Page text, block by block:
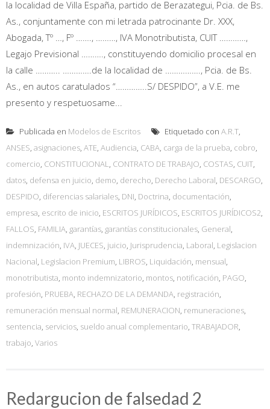
la localidad de Villa España, partido de Berazategui, Pcia. de Bs.
As., conjuntamente con mi letrada patrocinante Dr. XXX,
Abogada, Tº …, Fº ……., ………, IVA Monotributista, CUIT …………,
Legajo Previsional ………., constituyendo domicilio procesal en
la calle ……….. ………….de la localidad de ……………., Pcia. de Bs.
As., en autos caratulados “…………..S/ DESPIDO”, a V.E. me
presento y respetuosame...
Publicada en Modelos de Escritos Etiquetado con A.R.T,
ANSES, asignaciones, ATE, Audiencia, CABA, carga de la prueba, cobro,
comercio, CONSTITUCIONAL, CONTRATO DE TRABAJO, COSTAS, CUIT,
datos, defensa en juicio, demo, derecho, Derecho Laboral, DESCARGO,
DESPIDO, diferencias salariales, DNI, Doctrina, documentación,
empresa, escrito de inicio, ESCRITOS JURÍDICOS, ESCRITOS JURÍDICOS2,
FALLOS, FAMILIA, garantías, garantías constitucionales, General,
indemnización, IVA, JUECES, juicio, Jurisprudencia, Laboral, Legislacion
Nacional, Legislacion Premium, LIBROS, Liquidación, mensual,
monotributista, monto indemnizatorio, montos, notificación, PAGO,
profesión, PRUEBA, RECHAZO DE LA DEMANDA, registración,
remuneración mensual normal, REMUNERACION, remuneraciones,
sentencia, servicios, sueldo anual complementario, TRABAJADOR,
trabajo, Varios
Redargucion de falsedad 2